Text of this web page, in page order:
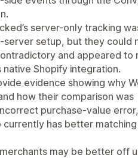
server-only tracking
server setup, but they could
and appeared to
Shopify integration.
evidence showing why
how their comparison was
purchase-value
has better
may be better off